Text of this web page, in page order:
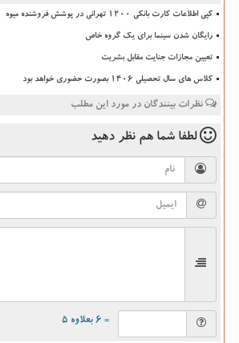
کپی اطلاعات کارت بانکی ۱۲۰۰ تهرانی در پوشش فروشنده میوه
رایگان شدن سینما برای یک گروه خاص
تعیین مجازات جنایت مقابل بشریت
کلاس های سال تحصیلی ۱۴۰۶ بصورت حضوری خواهد بود
نظرات بینندگان در مورد این مطلب
لطفا شما هم نظر دهید
= ۶ بعلاوه ۵